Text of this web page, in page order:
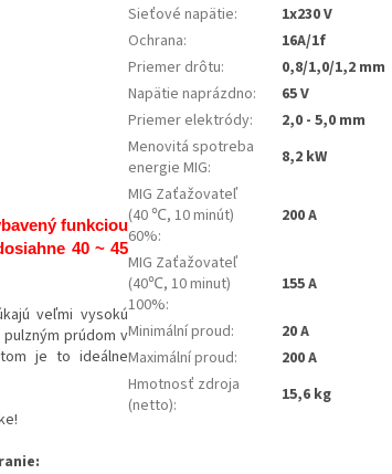
funkciou
40 ~ 45
veľmi vysokú
prúdom v
je to ideálne
Sieťové napätie:
1x230 V
Ochrana:
16A/1f
Priemer drôtu:
0,8/1,0/1,2 mm
Napätie naprázdno:
65 V
Priemer elektródy:
2,0 - 5,0 mm
Menovitá spotreba
energie MIG:
8,2 kW
MIG Zaťažovateľ
(40 ℃, 10 minút)
60%:
200 A
MIG Zaťažovateľ
(40℃, 10 minut)
100%:
155 A
Minimální proud:
20 A
Maximální proud:
200 A
Hmotnosť zdroja
(netto): 15,6 kg